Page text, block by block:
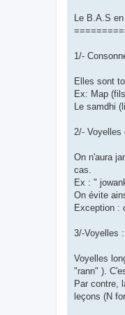
Le B.A.S en
1/-
Elles sont
Ex: Map
Le samdhi
2/- Voyelles
On n'aura
cas.
Ex : "
On évite
Exception :
3/-Voyelles
Voyelles
"rann" ).
Par contre,
leçons (N